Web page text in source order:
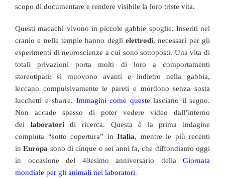
scopo di documentare e rendere visibile la loro triste vita.
Questi macachi vivono in piccole gabbie spoglie. Inseriti nel
cranio e nelle tempie hanno degli elettrodi, necessari per gli
esperimenti di neuroscienze a cui sono sottoposti. Una vita di
totali privazioni porta molti di loro a comportamenti
stereotipati: si muovono avanti e indietro nella gabbia,
leccano compulsivamente le pareti e mordono senza sosta
lucchetti e sbarre. Immagini come queste lasciano il segno.
Non accade spesso di poter vedere video dall’interno
dei laboratoridi ricerca. Questa è la prima indagine
compiuta “sotto copertura” in Italia, mentre le più recenti
inEuropa sono di cinque o sei anni fa, che diffondiamo oggi
in occasione del 40esimo anniversario della Giornata
mondiale per gli animali nei laboratori.